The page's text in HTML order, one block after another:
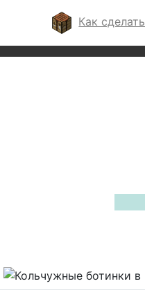
Как сделать